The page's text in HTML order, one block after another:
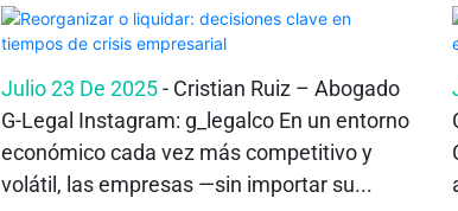
Julio 23 De 2025- Cristian Ruiz – Abogado
G-Legal Instagram: g_legalco En un entorno
económico cada vez más competitivo y
volátil, las empresas —sin importar su...